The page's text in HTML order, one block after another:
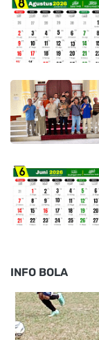
INFO BOLA